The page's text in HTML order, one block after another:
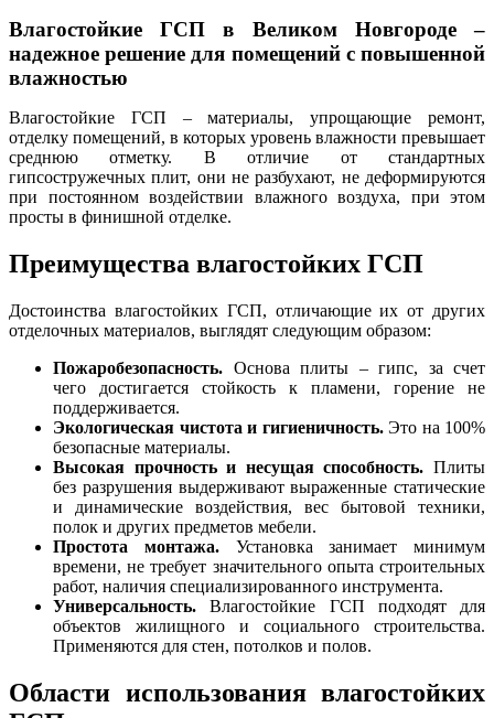
Влагостойкие ГСП в Великом Новгороде –
надежное решение для помещений с повышенной
влажностью
Влагостойкие ГСП – материалы, упрощающие ремонт,
отделку помещений, в которых уровень влажности превышает
среднюю отметку. В отличие от стандартных
гипсостружечных плит, они не разбухают, не деформируются
при постоянном воздействии влажного воздуха, при этом
просты в финишной отделке.
Преимущества влагостойких ГСП
Достоинства влагостойких ГСП, отличающие их от других
отделочных материалов, выглядят следующим образом:
Пожаробезопасность. Основа плиты – гипс, за счет
чего достигается стойкость к пламени, горение не
поддерживается.
Экологическая чистота и гигиеничность.Это на 100%
безопасные материалы.
Высокая прочность и несущая способность. Плиты
без разрушения выдерживают выраженные статические
и динамические воздействия, вес бытовой техники,
полок и других предметов мебели.
Простота монтажа.Установка занимает минимум
времени, не требует значительного опыта строительных
работ, наличия специализированного инструмента.
Универсальность. Влагостойкие ГСП подходят для
объектов жилищного и социального строительства.
Применяются для стен, потолков и полов.
Области использования влагостойких